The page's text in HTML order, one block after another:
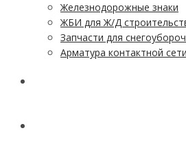
Железнодорожные знаки
ЖБИ для Ж/Д
Запчасти для
Арматура контактной сети